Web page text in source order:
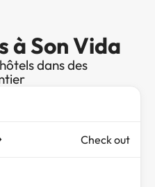
à Son Vida
dans des
Check out